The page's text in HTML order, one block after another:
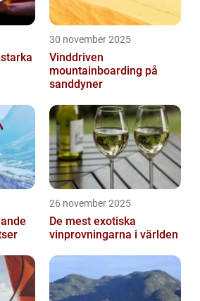
30 november 2025
Vinddriven
mountainboarding på
sanddyner
26 november 2025
De mest exotiska
vinprovningarna i världen